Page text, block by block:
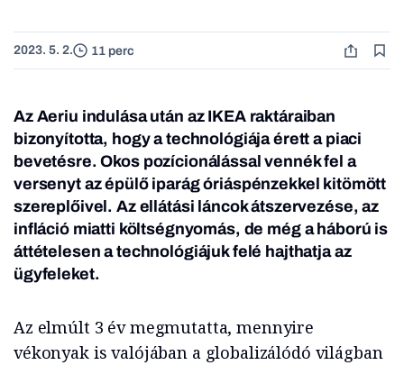
2023. 5. 2. 11 perc
Az Aeriu indulása után az IKEA raktáraiban
bizonyította, hogy a technológiája érett a piaci
bevetésre. Okos pozícionálással vennék fel a
versenyt az épülő iparág óriáspénzekkel kitömött
szereplőivel. Az ellátási láncok átszervezése, az
infláció miatti költségnyomás, de még a háború is
áttételesen a technológiájuk felé hajthatja az
ügyfeleket.
Az elmúlt 3 év megmutatta, mennyire
vékonyak is valójában a globalizálódó világban